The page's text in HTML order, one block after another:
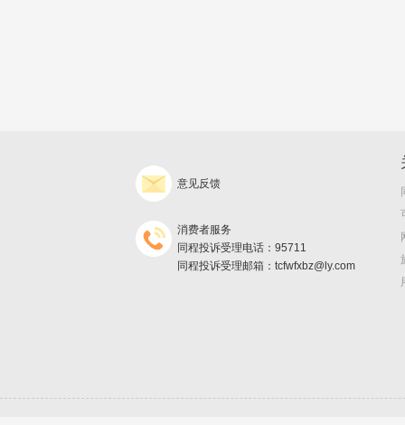
意见反馈
消费者服务
同程投诉受理电话：95711
同程投诉受理邮箱：tcfwfxbz@ly.com